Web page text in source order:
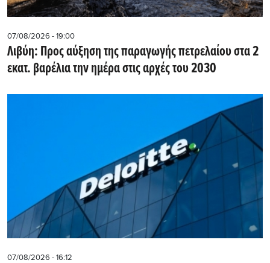
07/08/2026 - 19:00
Λιβύη: Προς αύξηση της παραγωγής πετρελαίου στα 2
εκατ. βαρέλια την ημέρα στις αρχές του 2030
07/08/2026 - 16:12